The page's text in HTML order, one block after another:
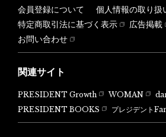
会員登録について
個人情報の取り扱
特定商取引法に基づく表示
広告掲載
お問い合わせ
関連サイト
PRESIDENT Growth WOMAN
PRESIDENT BOOKS
プレジデント